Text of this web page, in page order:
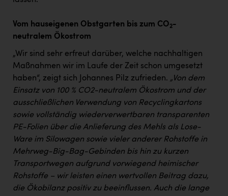
Vom hauseigenen Obstgarten bis zum CO2-
neutralem Ökostrom
„Wir sind sehr erfreut darüber, welche nachhaltigen
Maßnahmen wir im Laufe der Zeit schon umgesetzt
haben“, zeigt sich Johannes Pilz zufrieden. „Von dem
Einsatz von 100 % CO2-neutralem Ökostrom und der
ausschließlichen Verwendung von Recyclingkartons
sowie vollständig wiederverwertbaren transparenten
PE-Folien über die Anlieferung des Mehls als Lose-
Ware im Silowagen sowie vieler anderer Rohstoffe in
Mehrweg-Big-Bag-Gebinden bis hin zu kurzen
Transportwegen aufgrund vorwiegend heimischer
Rohstoffe – wir leisten einen wertvollen Beitrag dazu,
die Ökobilanz positiv zu beeinflussen. Auch die lange